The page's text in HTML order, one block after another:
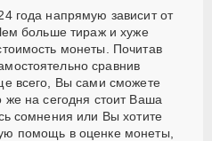
года напрямую зависит от
больше тираж и хуже
монеты. Почитав
сравнив
всего, Вы сами сможете
же на сегодня стоит Ваша
сомнения или Вы хотите
помощь в оценке монеты,